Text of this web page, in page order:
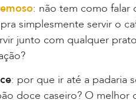
: não tem como falar
simplesmente servir o
junto com qualquer
: por que ir até a padaria
doce caseiro? O